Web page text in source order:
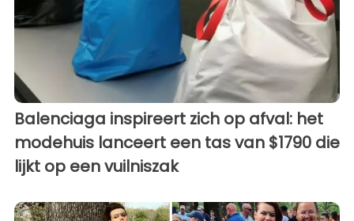
Balenciaga inspireert zich op afval: het
modehuis lanceert een tas van $1790 die
lijkt op een vuilniszak